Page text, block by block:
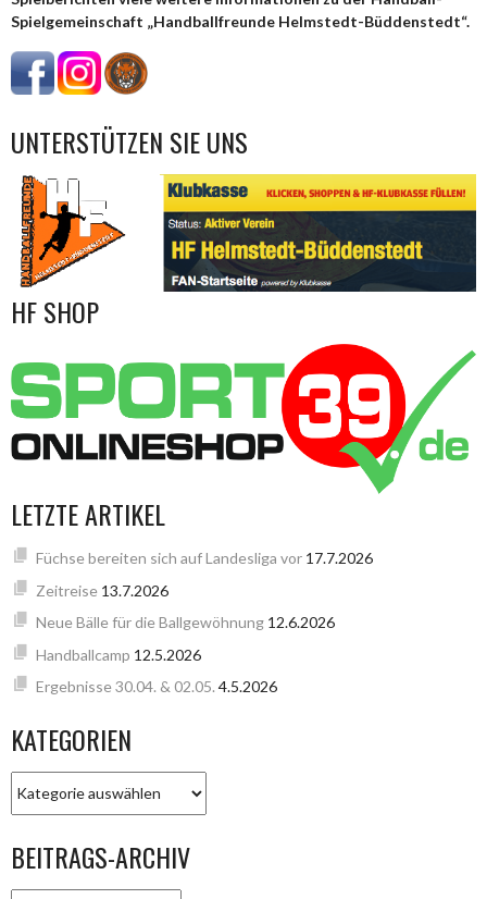
Spielgemeinschaft „Handballfreunde Helmstedt-Büddenstedt“.
UNTERSTÜTZEN SIE UNS
HF SHOP
LETZTE ARTIKEL
Füchse bereiten sich auf Landesliga vor 17.7.2026
Zeitreise 13.7.2026
Neue Bälle für die Ballgewöhnung 12.6.2026
Handballcamp 12.5.2026
Ergebnisse 30.04. & 02.05. 4.5.2026
KATEGORIEN
BEITRAGS-ARCHIV